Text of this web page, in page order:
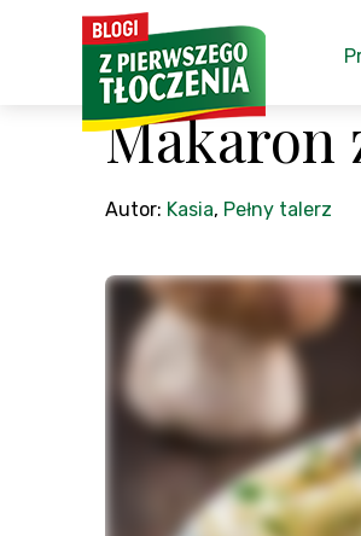
Makaron
Autor: Kasia, Pełny talerz